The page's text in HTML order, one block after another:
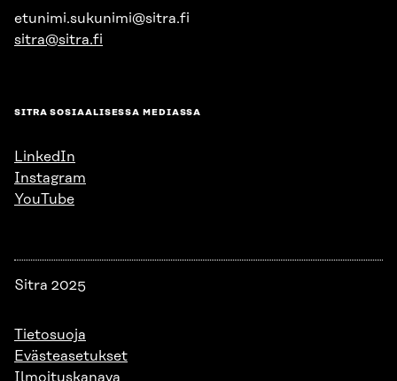
etunimi.sukunimi@sitra.fi
sitra@sitra.fi
SITRA SOSIAALISESSA MEDIASSA
LinkedIn
Instagram
YouTube
Sitra 2025
Tietosuoja
Evästeasetukset
Ilmoituskanava